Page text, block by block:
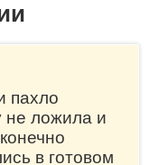
пахло
не ложила и
в готовом